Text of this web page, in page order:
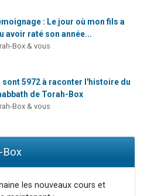
: Le jour où mon fils a
avoir raté son année...
Box & vous
sont 5972 à raconter l'histoire du
de Torah-Box
Box & vous
Box
les nouveaux cours et